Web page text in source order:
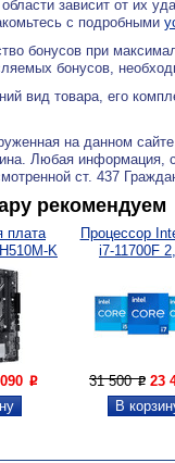
зависит от их
с подробными
бонусов при
бонусов,
вид товара, его
на данном
Любая информация,
ст. 437
рекомендуем
плата
K
P
Процессор
i7-11700F
31 500P 23